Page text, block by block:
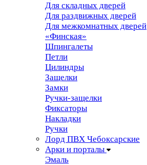
Для складных дверей
Для раздвижных дверей
Для межкомнатных дверей
«Финская»
Шпингалеты
Петли
Цилиндры
Защелки
Замки
Ручки-защелки
Фиксаторы
Накладки
Ручки
Лорд ПВХ Чебоксарские
Арки и порталы
Эмаль